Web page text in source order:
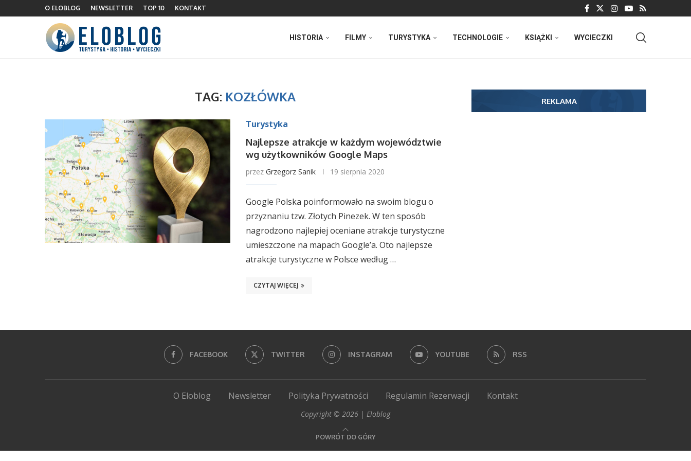
O ELOBLOG NEWSLETTER TOP 10 KONTAKT
HISTORIA FILMY TURYSTYKA TECHNOLOGIE KSIĄŻKI WYCIECZKI
TAG: KOZŁÓWKA
Turystyka
Najlepsze atrakcje w każdym województwie
wg użytkowników Google Maps
przez Grzegorz Sanik 19 sierpnia 2020
Google Polska poinformowało na swoim blogu o
przyznaniu tzw. Złotych Pinezek. W ten sposób
nagrodzono najlepiej oceniane atrakcje turystyczne
umieszczone na mapach Google’a. Oto najlepsze
atrakcje turystyczne w Polsce według …
CZYTAJ WIĘCEJ
REKLAMA
FACEBOOK TWITTER INSTAGRAM YOUTUBE RSS
O Eloblog Newsletter Polityka Prywatności Regulamin Rezerwacji Kontakt
Copyright © 2026 | Eloblog
POWRÓT DO GÓRY